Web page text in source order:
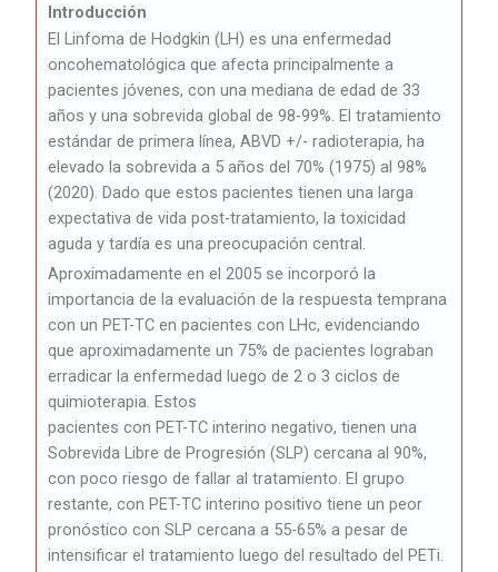
Introducción
El Linfoma de Hodgkin (LH) es una enfermedad
oncohematológica que afecta principalmente a
pacientes jóvenes, con una mediana de edad de 33
años y una sobrevida global de 98-99%. El tratamiento
estándar de primera línea, ABVD +/- radioterapia, ha
elevado la sobrevida a 5 años del 70% (1975) al 98%
(2020). Dado que estos pacientes tienen una larga
expectativa de vida post-tratamiento, la toxicidad
aguda y tardía es una preocupación central.
Aproximadamente en el 2005 se incorporó la
importancia de la evaluación de la respuesta temprana
con un PET-TC en pacientes con LHc, evidenciando
que aproximadamente un 75% de pacientes lograban
erradicar la enfermedad luego de 2 o 3 ciclos de
quimioterapia. Estos
pacientes con PET-TC interino negativo, tienen una
Sobrevida Libre de Progresión (SLP) cercana al 90%,
con poco riesgo de fallar al tratamiento. El grupo
restante, con PET-TC interino positivo tiene un peor
pronóstico con SLP cercana a 55-65% a pesar de
intensificar el tratamiento luego del resultado del PETi.